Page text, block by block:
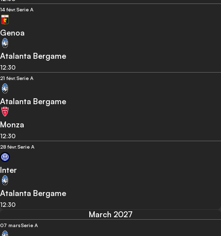
14 févr. Serie A
Genoa
Atalanta Bergame
12:30
21 févr. Serie A
Atalanta Bergame
Monza
12:30
28 févr. Serie A
Inter
Atalanta Bergame
12:30
March 2027
07 marsSerie A